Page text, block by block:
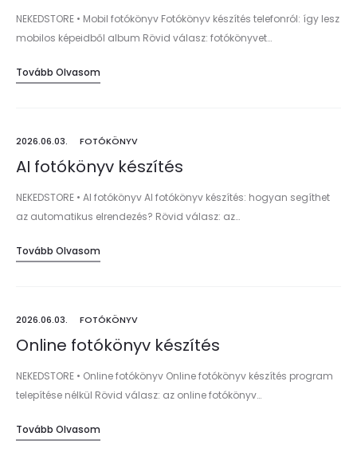
NEKEDSTORE • Mobil fotókönyv Fotókönyv készítés telefonról: így lesz
mobilos képeidből album Rövid válasz: fotókönyvet…
Tovább Olvasom
2026.06.03. FOTÓKÖNYV
AI fotókönyv készítés
NEKEDSTORE • AI fotókönyv AI fotókönyv készítés: hogyan segíthet
az automatikus elrendezés? Rövid válasz: az…
Tovább Olvasom
2026.06.03. FOTÓKÖNYV
Online fotókönyv készítés
NEKEDSTORE • Online fotókönyv Online fotókönyv készítés program
telepítése nélkül Rövid válasz: az online fotókönyv…
Tovább Olvasom